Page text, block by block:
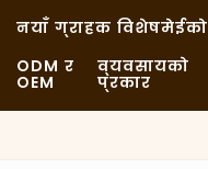
नयाँ ग्राहक विशेष
ODM र
OEM
व्यवसायको
प्रकार